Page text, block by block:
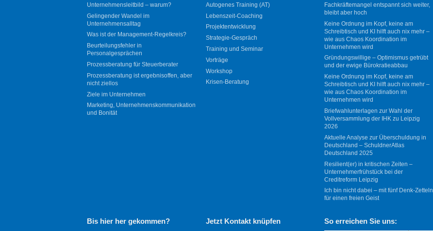
Unternehmensleitbild – warum?
Gelingender Wandel im
Unternehmensalltag
Was ist der Management-Regelkreis?
Beurteilungsfehler in
Personalgesprächen
Prozessberatung für Steuerberater
Prozessberatung ist ergebnisoffen, aber
nicht ziellos
Ziele im Unternehmen
Marketing, Unternehmenskommunikation
und Bonität
Autogenes Training (AT)
Lebenszeit-Coaching
Projektentwicklung
Strategie-Gespräch
Training und Seminar
Vorträge
Workshop
Krisen-Beratung
Fachkräftemangel entspannt sich weiter,
bleibt aber hoch
Keine Ordnung im Kopf, keine am
Schreibtisch und KI hilft auch nix mehr –
wie aus Chaos Koordination im
Unternehmen wird
Gründungswillige – Optimismus getrübt
und der ewige Bürokratieabbau
Keine Ordnung im Kopf, keine am
Schreibtisch und KI hilft auch nix mehr –
wie aus Chaos Koordination im
Unternehmen wird
Briefwahlunterlagen zur Wahl der
Vollversammlung der IHK zu Leipzig
2026
Aktuelle Analyse zur Überschuldung in
Deutschland – SchuldnerAtlas
Deutschland 2025
Resilient(er) in kritischen Zeiten –
Unternehmerfrühstück bei der
Creditreform Leipzig
Ich bin nicht dabei – mit fünf Denk-Zetteln
für einen freien Geist
Bis hier her gekommen? Jetzt Kontakt knüpfen So erreichen Sie uns: